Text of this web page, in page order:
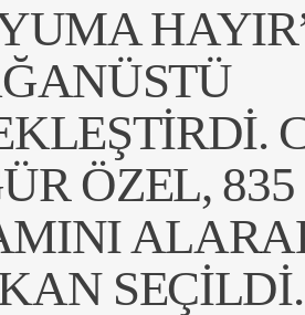
ÖZEL, 835
SEÇILDI.